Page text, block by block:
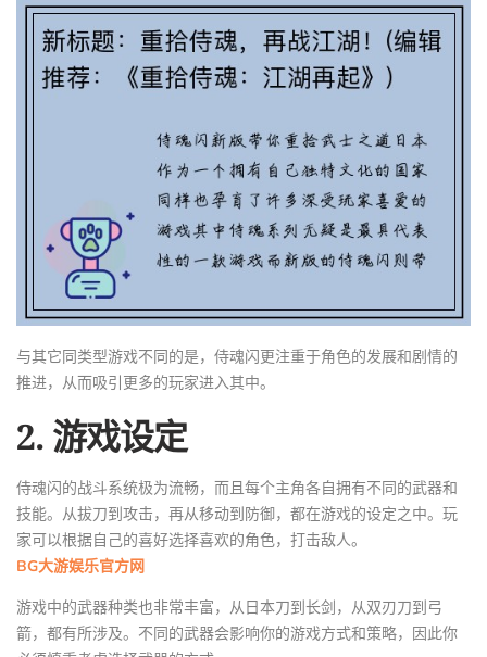
与其它同类型游戏不同的是，侍魂闪更注重于角色的发展和剧情的
推进，从而吸引更多的玩家进入其中。
2. 游戏设定
侍魂闪的战斗系统极为流畅，而且每个主角各自拥有不同的武器和
技能。从拔刀到攻击，再从移动到防御，都在游戏的设定之中。玩
家可以根据自己的喜好选择喜欢的角色，打击敌人。
BG大游娱乐官方网
游戏中的武器种类也非常丰富，从日本刀到长剑，从双刃刀到弓
箭，都有所涉及。不同的武器会影响你的游戏方式和策略，因此你